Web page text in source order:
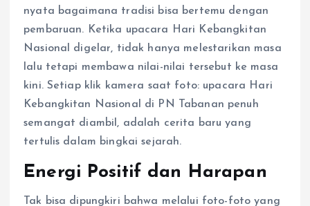
nyata bagaimana tradisi bisa bertemu dengan
pembaruan. Ketika upacara Hari Kebangkitan
Nasional digelar, tidak hanya melestarikan masa
lalu tetapi membawa nilai-nilai tersebut ke masa
kini. Setiap klik kamera saat foto: upacara Hari
Kebangkitan Nasional di PN Tabanan penuh
semangat diambil, adalah cerita baru yang
tertulis dalam bingkai sejarah.
Energi Positif dan Harapan
Tak bisa dipungkiri bahwa melalui foto-foto yang